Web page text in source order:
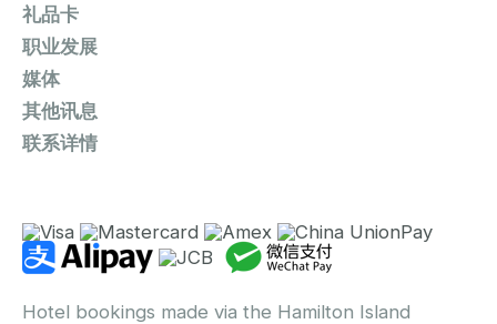
礼品卡
职业发展
媒体
其他讯息
联系详情
Hotel bookings made via the Hamilton Island